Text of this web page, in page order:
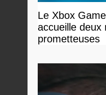
Le Xbox
accueille deux
prometteuses